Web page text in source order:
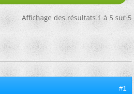
Affichage des résultats 1 à 5 sur 5
#1